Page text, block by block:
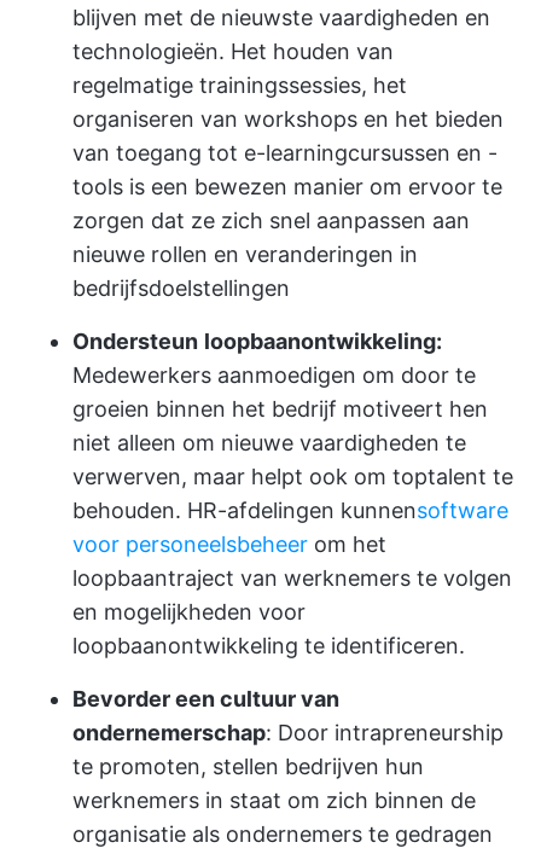
blijven met de nieuwste vaardigheden en
technologieën. Het houden van
regelmatige trainingssessies, het
organiseren van workshops en het bieden
van toegang tot e-learningcursussen en -
tools is een bewezen manier om ervoor te
zorgen dat ze zich snel aanpassen aan
nieuwe rollen en veranderingen in
bedrijfsdoelstellingen
Ondersteun loopbaanontwikkeling:
Medewerkers aanmoedigen om door te
groeien binnen het bedrijf motiveert hen
niet alleen om nieuwe vaardigheden te
verwerven, maar helpt ook om toptalent te
behouden. HR-afdelingen kunnensoftware
voor personeelsbeheer om het
loopbaantraject van werknemers te volgen
en mogelijkheden voor
loopbaanontwikkeling te identificeren.
Bevorder een cultuur van
ondernemerschap: Door intrapreneurship
te promoten, stellen bedrijven hun
werknemers in staat om zich binnen de
organisatie als ondernemers te gedragen